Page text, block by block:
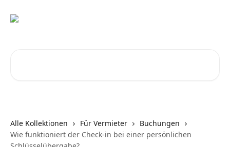
Alle Kollektionen Für Vermieter
Buchungen
Wie funktioniert der Check-in bei einer persönlichen